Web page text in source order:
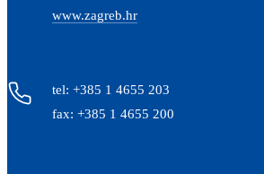
www.zagreb.hr
tel: +385 1 4655 203
fax: +385 1 4655 200